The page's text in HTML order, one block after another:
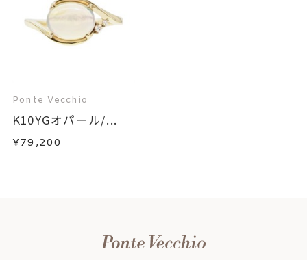
Ponte Vecchio
K10YGオパール/...
¥79,200